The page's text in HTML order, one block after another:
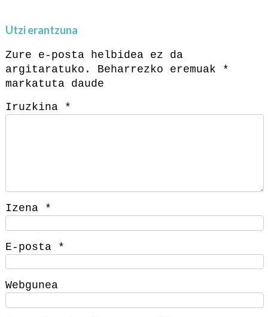
Utzi erantzuna
Zure e-posta helbidea ez da
argitaratuko.
Beharrezko eremuak
*
markatuta daude
Iruzkina
*
Izena *
E-posta *
Webgunea